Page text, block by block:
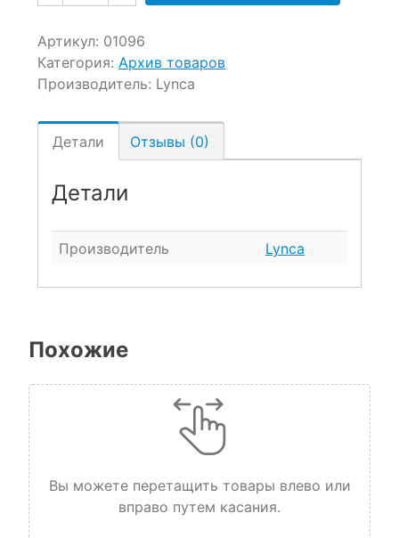
Артикул: 01096
Категория: Архив товаров
Производитель: Lynca
Детали Отзывы (0)
Детали
Производитель Lynca
Похожие
Вы можете перетащить товары влево или
вправо путем касания.